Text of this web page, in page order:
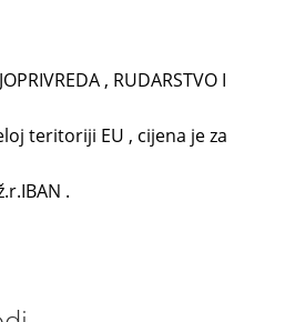
, RUDARSTVO I
teritoriji EU , cijena je za
.